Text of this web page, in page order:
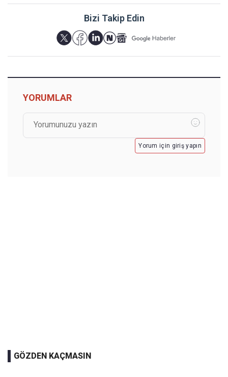
Bizi Takip Edin
YORUMLAR
Yorum için giriş yapın
GÖZDEN KAÇMASIN